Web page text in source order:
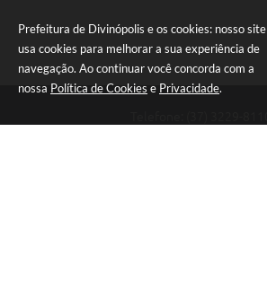
Prefeitura de Divinópolis e os cookies: nosso site
usa cookies para melhorar a sua experiência de
navegação. Ao continuar você concorda com a
nossa Política de Cookies e Privacidade.